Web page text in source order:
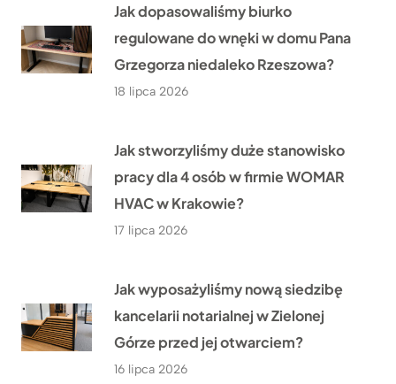
Jak dopasowaliśmy biurko
regulowane do wnęki w domu Pana
Grzegorza niedaleko Rzeszowa?
18 lipca 2026
Jak stworzyliśmy duże stanowisko
pracy dla 4 osób w firmie WOMAR
HVAC w Krakowie?
17 lipca 2026
Jak wyposażyliśmy nową siedzibę
kancelarii notarialnej w Zielonej
Górze przed jej otwarciem?
16 lipca 2026